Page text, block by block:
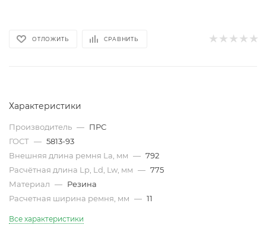
ОТЛОЖИТЬ СРАВНИТЬ
Характеристики
Производитель — ПРС
ГОСТ — 5813-93
Внешняя длина ремня La, мм — 792
Расчётная длина Lp, Ld, Lw, мм — 775
Материал — Резина
Расчетная ширина ремня, мм — 11
Все характеристики